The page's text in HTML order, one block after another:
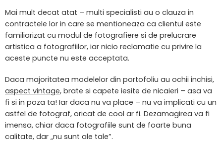
Mai mult decat atat – multi specialisti au o clauza in
contractele lor in care se mentioneaza ca clientul este
familiarizat cu modul de fotografiere si de prelucrare
artistica a fotografiilor, iar nicio reclamatie cu privire la
aceste puncte nu este acceptata.
Daca majoritatea modelelor din portofoliu au ochii inchisi,
aspect vintage, brate si capete iesite de nicaieri – asa va
fi si in poza ta! Iar daca nu va place – nu va implicati cu un
astfel de fotograf, oricat de cool ar fi. Dezamagirea va fi
imensa, chiar daca fotografiile sunt de foarte buna
calitate, dar „nu sunt ale tale”.